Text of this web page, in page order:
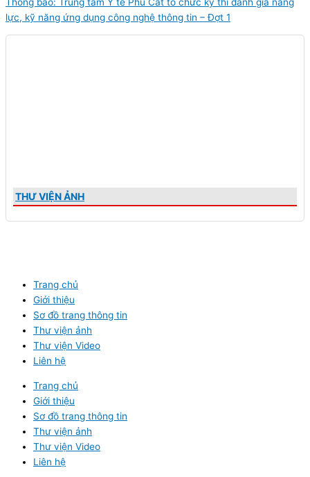
Thông báo: Trung tâm Y tế Phù Cát tổ chức kỳ thi đánh giá năng
lực, kỹ năng ứng dụng công nghệ thông tin – Đợt 1
THƯ VIỆN ẢNH
Trang chủ
Giới thiệu
Sơ đồ trang thông tin
Thư viện ảnh
Thư viện Video
Liên hệ
Trang chủ
Giới thiệu
Sơ đồ trang thông tin
Thư viện ảnh
Thư viện Video
Liên hệ